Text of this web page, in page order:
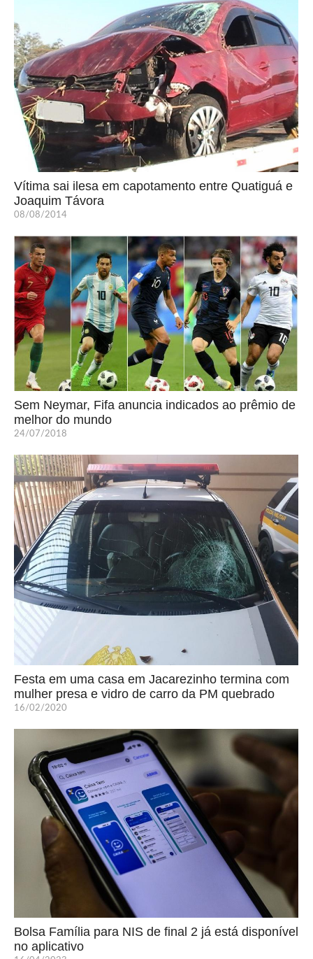
Vítima sai ilesa em capotamento entre Quatiguá e
Joaquim Távora
08/08/2014
Sem Neymar, Fifa anuncia indicados ao prêmio de
melhor do mundo
24/07/2018
Festa em uma casa em Jacarezinho termina com
mulher presa e vidro de carro da PM quebrado
16/02/2020
Bolsa Família para NIS de final 2 já está disponível
no aplicativo